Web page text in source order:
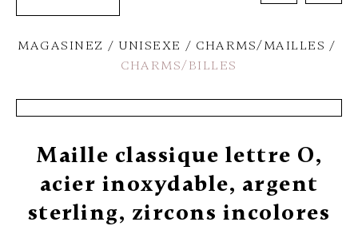
MAGASINEZ UNISEXE
CHARMS/MAILLES
CHARMS/BILLES
Maille classique lettre O,
acier inoxydable, argent
sterling, zircons incolores